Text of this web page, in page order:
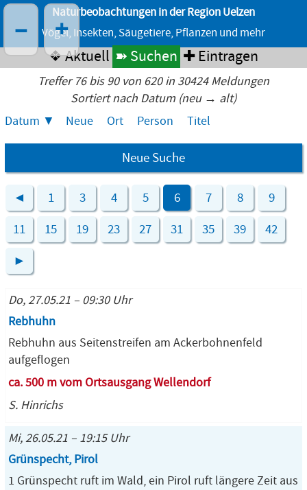
Naturbeobachtungen in der Region Uelzen
Vögel, Insekten, Säugetiere, Pflanzen und mehr
❖ Aktuell ➽ Suchen ✚ Eintragen
Treffer 76 bis 90 von 620 in 30424 Meldungen
Sortiert nach Datum (neu → alt)
Datum
Neue Ort Person Titel
Neue Suche
◄ 1 3 4 5 6 7 8 9
11 15 19 23 27 31 35 39 42
►
Do, 27.05.21 – 09:30 Uhr
Rebhuhn
Rebhuhn aus Seitenstreifen am Ackerbohnenfeld
aufgeflogen
ca. 500 m vom Ortsausgang Wellendorf
S. Hinrichs
Mi, 26.05.21 – 19:15 Uhr
Grünspecht, Pirol
1 Grünspecht ruft im Wald, ein Pirol ruft längere Zeit aus
– +